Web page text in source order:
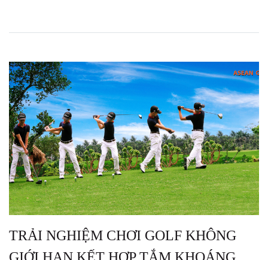
TRẢI NGHIỆM CHƠI GOLF KHÔNG